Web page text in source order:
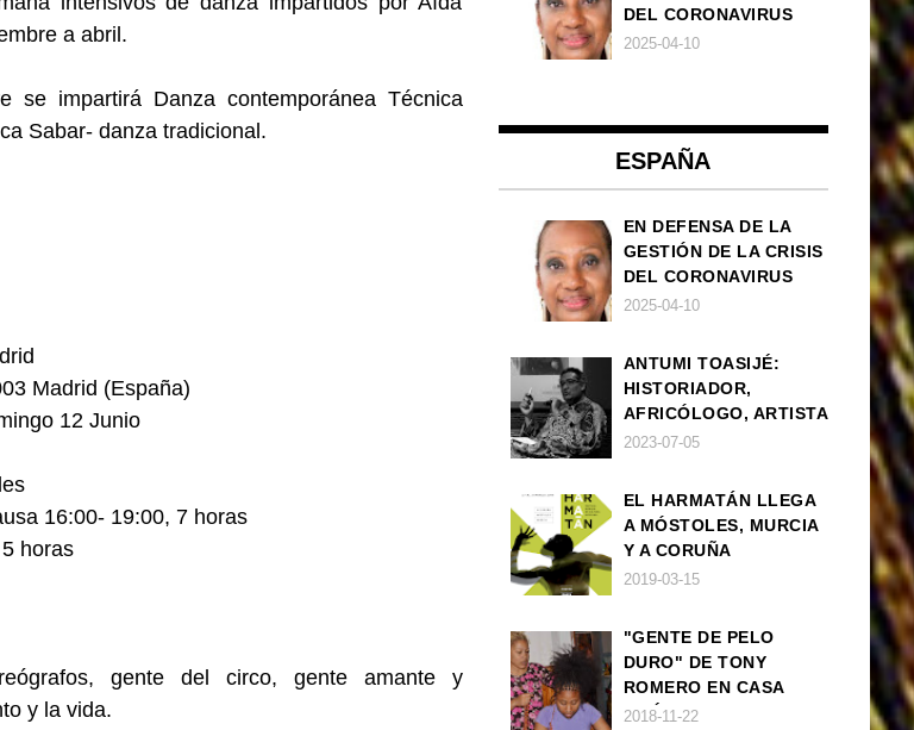
a abril.
se impartirá Danza contemporánea Técnica
Sabar- danza tradicional.
Madrid (España)
12 Junio
16:00- 19:00, 7 horas
horas
gente del circo, gente amante y
y la vida.
DEL CORONAVIRUS
POR PARTE DEL
2025-04-10
ESPAÑA
EN DEFENSA DE LA
GESTIÓN DE LA CRISIS
DEL CORONAVIRUS
POR PARTE DEL
2025-04-10
ANTUMI TOASIJÉ:
HISTORIADOR,
AFRICÓLOGO, ARTISTA
2023-07-05
EL HARMATÁN LLEGA
A MÓSTOLES, MURCIA
Y A CORUÑA
2019-03-15
"GENTE DE PELO
DURO" DE TONY
ROMERO EN CASA
AMÉRICA
2018-11-22